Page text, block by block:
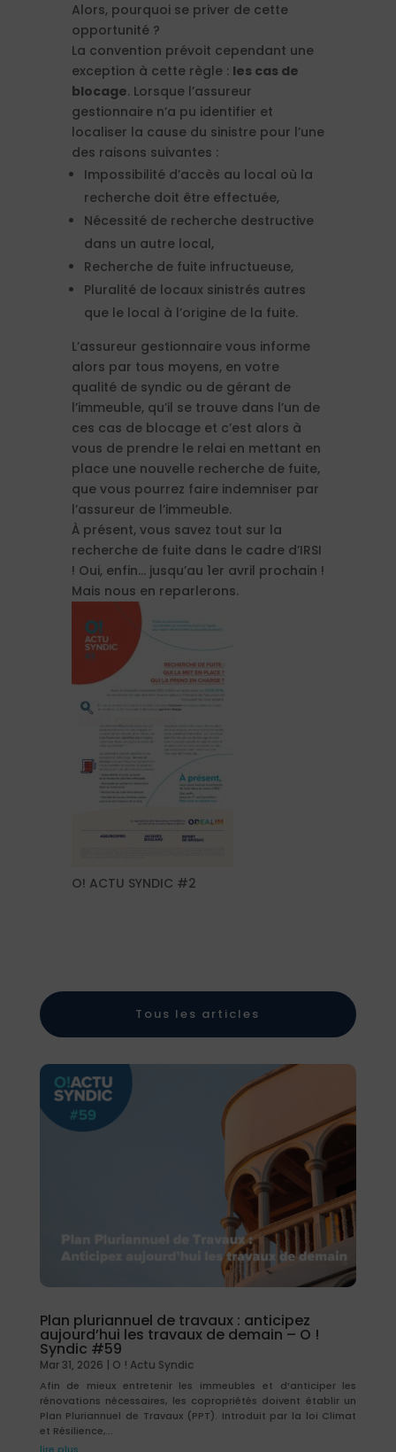
Alors, pourquoi se priver de cette
opportunité ?
La convention prévoit cependant une
exception à cette règle : les cas de
blocage. Lorsque l’assureur
gestionnaire n’a pu identifier et
localiser la cause du sinistre pour l’une
des raisons suivantes :
Impossibilité d’accès au local où la
recherche doit être effectuée,
Nécessité de recherche destructive
dans un autre local,
Recherche de fuite infructueuse,
Pluralité de locaux sinistrés autres
que le local à l’origine de la fuite.
L’assureur gestionnaire vous informe
alors par tous moyens, en votre
qualité de syndic ou de gérant de
l’immeuble, qu’il se trouve dans l’un de
ces cas de blocage et c’est alors à
vous de prendre le relai en mettant en
place une nouvelle recherche de fuite,
que vous pourrez faire indemniser par
l’assureur de l’immeuble.
À présent, vous savez tout sur la
recherche de fuite dans le cadre d’IRSI
! Oui, enfin… jusqu’au 1er avril prochain !
Mais nous en reparlerons.
O! ACTU SYNDIC #2
Tous les articles
Plan pluriannuel de travaux : anticipez
aujourd’hui les travaux de demain – O !
Syndic #59
Mar 31, 2026 | O ! Actu Syndic
Afin de mieux entretenir les immeubles et d’anticiper les
rénovations nécessaires, les copropriétés doivent établir un
Plan Pluriannuel de Travaux (PPT). Introduit par la loi Climat
et Résilience,...